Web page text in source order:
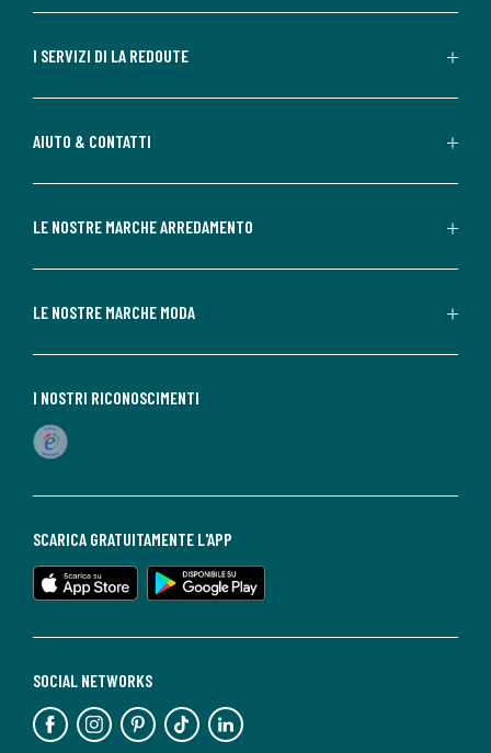
I SERVIZI DI LA REDOUTE
AIUTO & CONTATTI
LE NOSTRE MARCHE ARREDAMENTO
LE NOSTRE MARCHE MODA
SOCIAL NETWORKS
SCARICA GRATUITAMENTE L'APP
I NOSTRI RICONOSCIMENTI